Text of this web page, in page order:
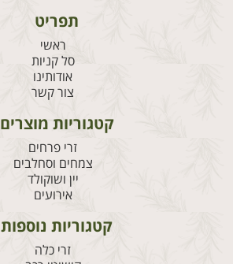
תפריט
ראשי
סל קניות
אודותינו
צור קשר
קטגוריות מוצרים
זרי פרחים
צמחים וסחלבים
יין ושוקולד
אירועים
קטגוריות נוספות
זרי כלה